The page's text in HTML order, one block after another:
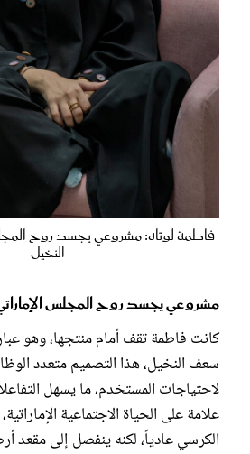
فاطمة لوتاه: مشروعي يجسد روح
النخيل
مشروعي يجسد روح المجلس
كانت فاطمة تقف أمام منتجها، وهو
سعف النخيل، هذا التصميم متعدد
لاحتياجات المستخدم، ما يسهل
علامة على الحياة الاجتماعية
الكرسي عادياً، لكنه ينفصل إلى مقعد